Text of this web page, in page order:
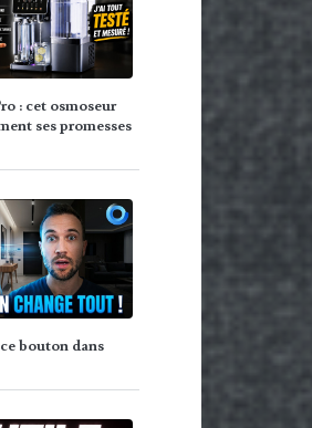
: cet osmoseur
ses promesses
bouton dans